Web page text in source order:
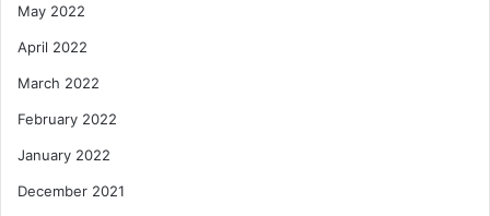
May 2022
April 2022
March 2022
February 2022
January 2022
December 2021